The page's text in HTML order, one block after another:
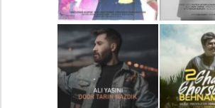
جدید مهدی
اسرار
دانلود آهنگ جدید فرزاد
فرزین بنام آتیش